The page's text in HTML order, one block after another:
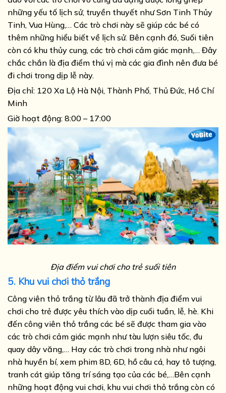
những yếu tố lịch sử, truyền thuyết như Sơn Tinh Thủy
Tinh, Vua Hùng,… Các trò chơi này sẽ giúp các bé có
thêm những hiểu biết về lịch sử. Bên cạnh đó, Suối tiên
còn có khu thủy cung, các trò chơi cảm giác mạnh,… Đây
chắc chắn là địa điểm thú vị mà các gia đình nên đưa bé
đi chơi trong dịp lễ này.
Địa chỉ: 120 Xa Lộ Hà Nội, Thành Phố, Thủ Đức, Hồ Chí
Minh
Giờ hoạt động: 8:00 – 17:00
Địa điểm vui chơi cho trẻ suối tiên
5. Khu vui chơi thỏ trắng
Công viên thỏ trắng từ lâu đã trở thành địa điểm vui
chơi cho trẻ được yêu thích vào dịp cuối tuần, lễ, hè. Khi
đến công viên thỏ trắng các bé sẽ được tham gia vào
các trò chơi cảm giác mạnh như tàu lượn siêu tốc, đu
quay dây văng,… Hay các trò chơi trong nhà như ngôi
nhà huyền bí, xem phim 8D, 6D, hồ câu cá, hay tô tượng,
tranh cát giúp tăng trí sáng tạo của các bé,…Bên cạnh
những hoạt động vui chơi, khu vui chơi thỏ trắng còn có